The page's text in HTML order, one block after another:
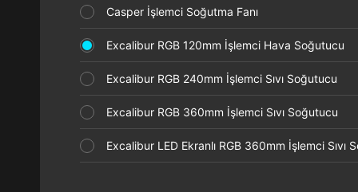
Casper İşlemci Soğutma Fanı
Excalibur RGB 120mm İşlemci Hava Soğutucu
Excalibur RGB 240mm İşlemci Sıvı Soğutucu
Excalibur RGB 360mm İşlemci Sıvı Soğutucu
Excalibur LED Ekranlı RGB 360mm İşlemci